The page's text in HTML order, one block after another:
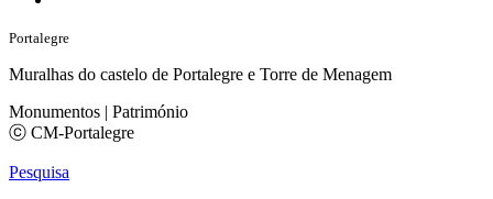
Portalegre
Muralhas do castelo de Portalegre e Torre de Menagem
Monumentos | Património
ⓒ CM-Portalegre
Pesquisa